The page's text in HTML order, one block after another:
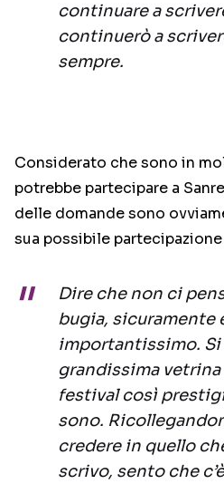
continuare a
continuerò a
sempre.
Considerato che sono in
potrebbe partecipare a
delle domande sono
sua possibile
Dire che non ci
bugia, sicuramente
importantissimo.
grandissima
festival così
sono.
credere in quello
scrivo, sento che